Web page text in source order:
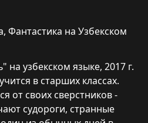
, Фантастика на Узбекском
узбекском языке, 2017 г.
в старших классах.
от своих сверстников -
судороги, странные